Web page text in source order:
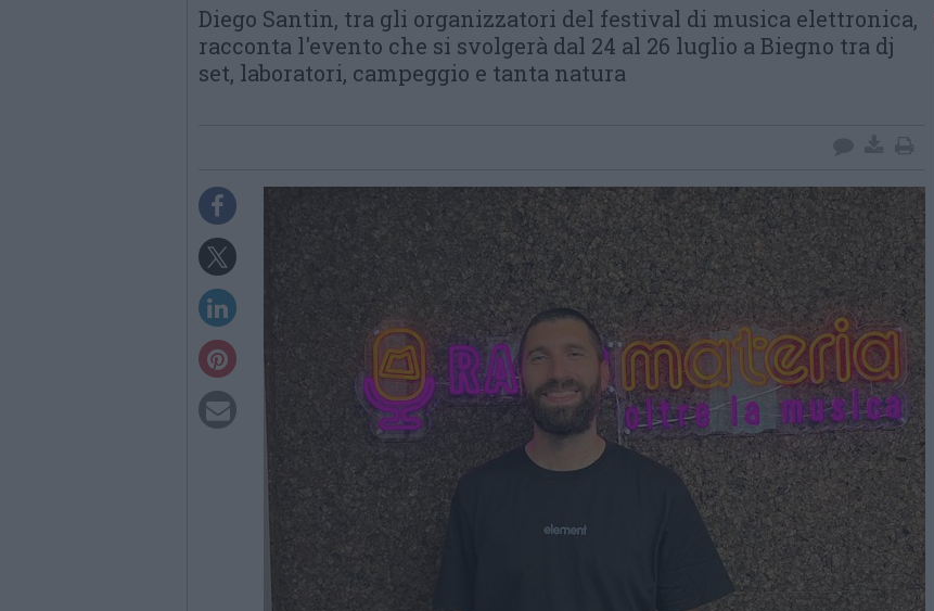
Diego Santin, tra gli organizzatori del festival di musica elettronica,
racconta l'evento che si svolgerà dal 24 al 26 luglio a Biegno tra dj
set, laboratori, campeggio e tanta natura